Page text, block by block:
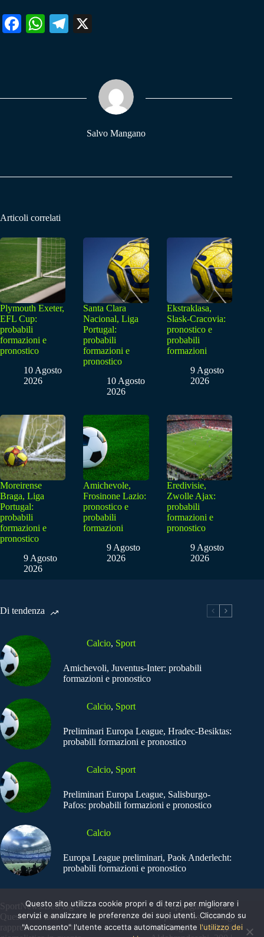
Fa W
pp
Te
m
Salvo Mangano
Articoli correlati
Plymouth Exeter,
EFL Cup:
probabili
formazioni e
pronostico
10 Agosto
2026
Santa Clara
Nacional, Liga
Portugal:
probabili
formazioni e
pronostico
10 Agosto
2026
Ekstraklasa,
Slask-Cracovia:
pronostico e
probabili
formazioni
9 Agosto
2026
Moreirense
Braga, Liga
Portugal:
probabili
formazioni e
pronostico
9 Agosto
2026
Amichevole,
Frosinone Lazio:
pronostico e
probabili
formazioni
9 Agosto
2026
Eredivisie,
Zwolle Ajax:
probabili
formazioni e
pronostico
9 Agosto
2026
Di tendenza
Calcio, Sport
Amichevoli, Juventus-Inter: probabili
formazioni e pronostico
Calcio, Sport
Preliminari Europa League, Hradec-Besiktas:
probabili formazioni e pronostico
Calcio, Sport
Preliminari Europa League, Salisburgo-
Pafos: probabili formazioni e pronostico
Calcio
Europa League preliminari, Paok Anderlecht:
probabili formazioni e pronostico
SportNews.BetFlag -
Questo sito non
rappresenta una testata
Copyright © 2025
SportNews BetFlag
Sede Legale: Via degli
Questo sito utilizza cookie propri e di terzi per migliorare i
servizi e analizzare le preferenze dei suoi utenti. Cliccando su
"Acconsento" l'utente accetta automaticamente l'utilizzo dei